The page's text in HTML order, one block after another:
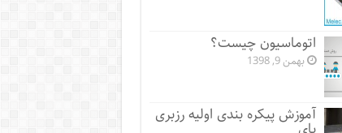
اتوماسیون چیست؟
بهمن 9, 1398
آموزش پیکره بندی اولیه رزبری